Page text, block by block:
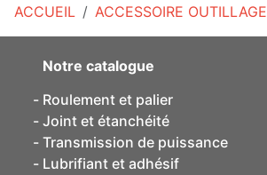
ACCUEIL ACCESSOIRE OUTILLAGE
Notre catalogue
Roulement et palier
Joint et étanchéité
Transmission de puissance
Lubrifiant et adhésif